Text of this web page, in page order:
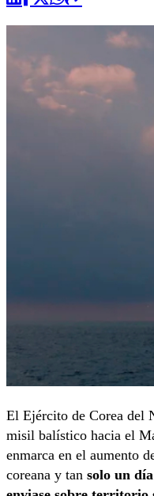
El Ejército de Corea del
misil balístico hacia el
enmarca en el aumento
coreana y tan solo un